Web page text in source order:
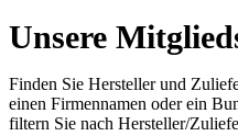
Unsere
Finden Sie Hersteller und
einen Firmennamen oder ein
filtern Sie nach Hersteller/